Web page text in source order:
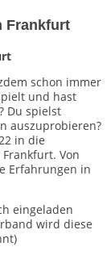
Frankfurt
schon immer
und hast
Du spielst
auszuprobieren?
in die
Von
Erfahrungen in
eingeladen
wird diese